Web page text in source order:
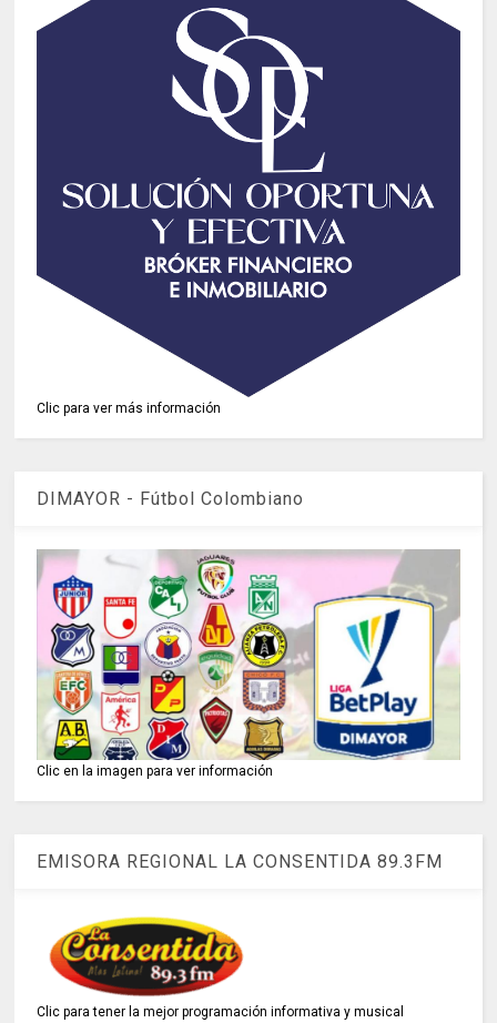
Clic para ver más información
DIMAYOR - Fútbol Colombiano
Clic en la imagen para ver información
EMISORA REGIONAL LA CONSENTIDA 89.3FM
Clic para tener la mejor programación informativa y musical